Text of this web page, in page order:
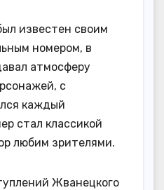
известен своим
номером, в
атмосферу
с
каждый
стал классикой
любим зрителями.
Жванецкого